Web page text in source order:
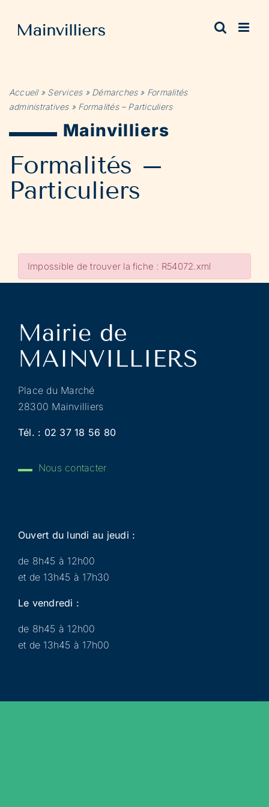
contenu
Accueil» Services» Démarches» Formalités
administratives» Formalités – Particuliers
Mainvilliers
Formalités –
Particuliers
Impossible de trouver la fiche : R54072.xml
Place du Marché
28300 Mainvilliers
Tél. : 02 37 18 56 80
Nous contacter
Ouvert du lundi au jeudi :
de 8h45 à 12h00
et de 13h45 à 17h30
Le vendredi :
de 8h45 à 12h00
et de 13h45 à 17h00